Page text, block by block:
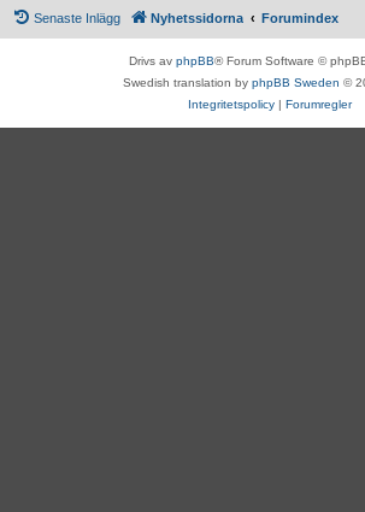
Senaste Inlägg Nyhetssidorna Forumindex
Drivs av phpBB® Forum Software ©
Swedish translation by phpBB Sweden ©
Integritetspolicy | Forumregler